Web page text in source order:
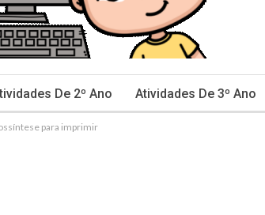
De 2º Ano Atividades De 3º Ano
De Caderno E Avaliação
para imprimir